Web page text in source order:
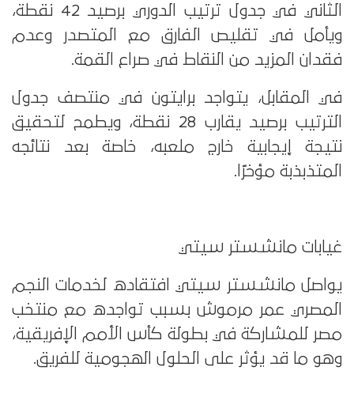
الثاني في جدول ترتيب الدوري برصيد 42 نقطة،
ويأمل في تقليص الفارق مع المتصدر وعدم
فقدان المزيد من النقاط في صراع القمة.
في المقابل، يتواجد برايتون في منتصف جدول
الترتيب برصيد يقارب 28 نقطة، ويطمح لتحقيق
نتيجة إيجابية خارج ملعبه، خاصة بعد نتائجه
المتذبذبة مؤخرًا.
غيابات مانشستر سيتي
يواصل مانشستر سيتي افتقاده لخدمات النجم
المصري عمر مرموش بسبب تواجده مع منتخب
مصر للمشاركة في بطولة كأس الأمم الإفريقية،
وهو ما قد يؤثر على الحلول الهجومية للفريق.